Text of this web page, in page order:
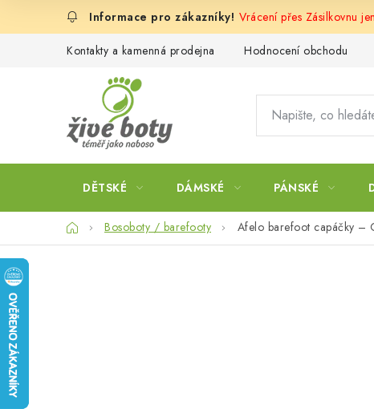
Vrácení přes Zásilkovnu
Kontakty a kamenná prodejna Hodnocení obchodu
DĚTSKÉ DÁMSKÉ PÁNSKÉ
DomůBosoboty / barefooty Afelo barefoot capáčky –